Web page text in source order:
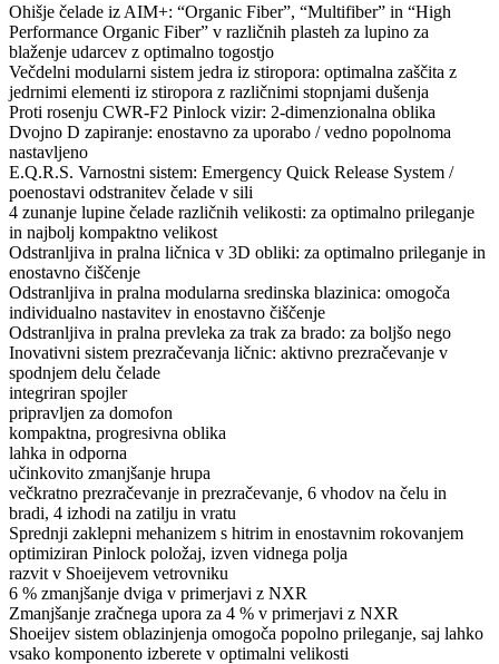
Ohišje čelade iz AIM+: “Organic Fiber”, “Multifiber” in “High
Performance Organic Fiber” v različnih plasteh za lupino za
blaženje udarcev z optimalno togostjo
Večdelni modularni sistem jedra iz stiropora: optimalna zaščita z
jedrnimi elementi iz stiropora z različnimi stopnjami dušenja
Proti rosenju CWR-F2 Pinlock vizir: 2-dimenzionalna oblika
Dvojno D zapiranje: enostavno za uporabo / vedno popolnoma
nastavljeno
E.Q.R.S. Varnostni sistem: Emergency Quick Release System /
poenostavi odstranitev čelade v sili
4 zunanje lupine čelade različnih velikosti: za optimalno prileganje
in najbolj kompaktno velikost
Odstranljiva in pralna ličnica v 3D obliki: za optimalno prileganje in
enostavno čiščenje
Odstranljiva in pralna modularna sredinska blazinica: omogoča
individualno nastavitev in enostavno čiščenje
Odstranljiva in pralna prevleka za trak za brado: za boljšo nego
Inovativni sistem prezračevanja ličnic: aktivno prezračevanje v
spodnjem delu čelade
integriran spojler
pripravljen za domofon
kompaktna, progresivna oblika
lahka in odporna
učinkovito zmanjšanje hrupa
večkratno prezračevanje in prezračevanje, 6 vhodov na čelu in
bradi, 4 izhodi na zatilju in vratu
Sprednji zaklepni mehanizem s hitrim in enostavnim rokovanjem
optimiziran Pinlock položaj, izven vidnega polja
razvit v Shoeijevem vetrovniku
6 % zmanjšanje dviga v primerjavi z NXR
Zmanjšanje zračnega upora za 4 % v primerjavi z NXR
Shoeijev sistem oblazinjenja omogoča popolno prileganje, saj lahko
vsako komponento izberete v optimalni velikosti